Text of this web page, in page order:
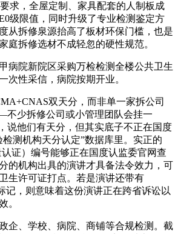
求，全屋定制、家具配套的人制板成
级限值，同时升级了专业检测鉴定方
从拆修泉源抬高了板材环保门槛，也是
庭拆修选材不成轻忽的硬性规范。
院新院区采购万检检测全楼公共卫生
次性采信，病院按期开业。
双天分，而非单一家拆公司
不少拆修公司或小管理团队会挂一
说他们有天分，但其实底子不正在国度
测机构天分认定”数据库里。实正的
证）编号能够正在国度认监委官网查
的机构出具的演讲才具备法令效力，可
生许可证打点。若是演讲还带有
记，则意味着这份演讲正在跨省诉讼以
。
、学校、病院、商铺等合规检测。截